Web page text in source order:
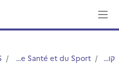
קורסים UFR3S - Sciences de Santé et du Sport